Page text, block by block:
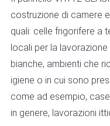
costruzione di camere
quali: celle frigorifere a
locali per la
bianche, ambienti che
igiene o in cui sono
come ad esempio,
in genere, lavorazioni